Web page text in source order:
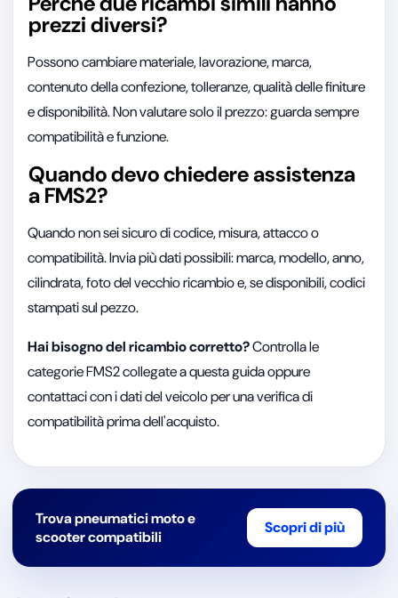
prezzi diversi?
Possono cambiare materiale, lavorazione, marca,
contenuto della confezione, tolleranze, qualità delle finiture
e disponibilità. Non valutare solo il prezzo: guarda sempre
compatibilità e funzione.
Quando devo chiedere assistenza
a FMS2?
Quando non sei sicuro di codice, misura, attacco o
compatibilità. Invia più dati possibili: marca, modello, anno,
cilindrata, foto del vecchio ricambio e, se disponibili, codici
stampati sul pezzo.
Hai bisogno del ricambio corretto?Controlla le
categorie FMS2 collegate a questa guida oppure
contattaci con i dati del veicolo per una verifica di
compatibilità prima dell'acquisto.
Trova pneumatici moto e
scooter compatibili
Scopri di più